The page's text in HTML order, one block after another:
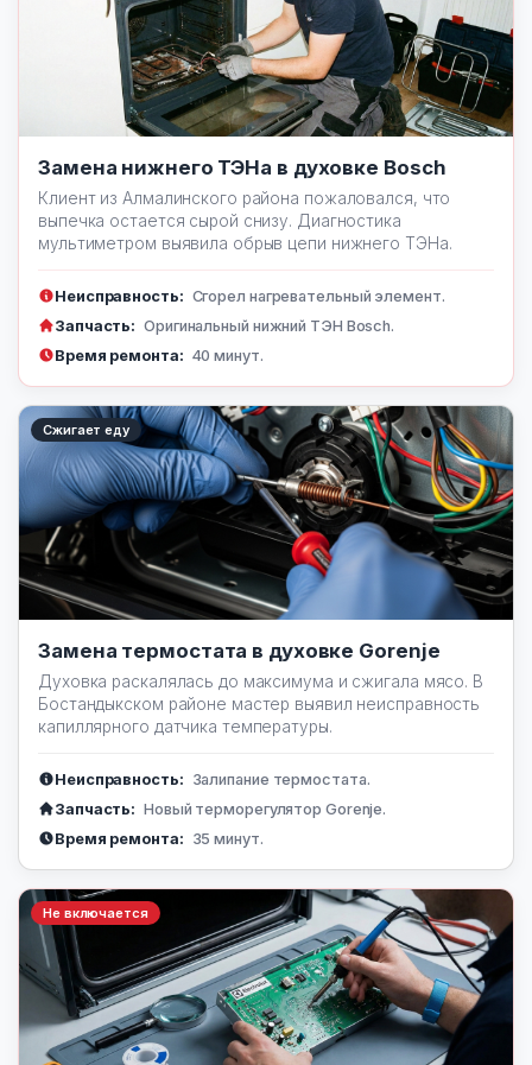
Замена нижнего ТЭНа в духовке Bosch
Клиент из Алмалинского района пожаловался, что
выпечка остается сырой снизу. Диагностика
мультиметром выявила обрыв цепи нижнего ТЭНа.
Неисправность: Сгорел нагревательный элемент.
Запчасть: Оригинальный нижний ТЭН Bosch.
Время ремонта: 40 минут.
Сжигает еду
Замена термостата в духовке Gorenje
Духовка раскалялась до максимума и сжигала мясо. В
Бостандыкском районе мастер выявил неисправность
капиллярного датчика температуры.
Неисправность: Залипание термостата.
Запчасть: Новый терморегулятор Gorenje.
Время ремонта: 35 минут.
Не включается